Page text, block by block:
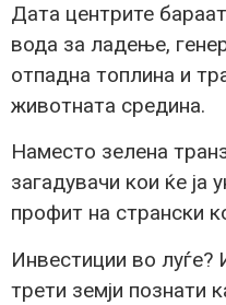
Дата центрите
вода за ладење,
отпадна топлина и
животната средина.
Наместо зелена
загадувачи кои ќе ја
профит на странски
Инвестиции во луѓе?
трети земји познати